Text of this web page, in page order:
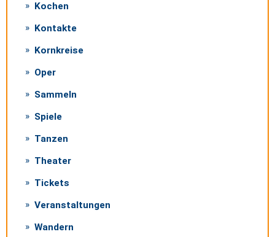
Kochen
Kontakte
Kornkreise
Oper
Sammeln
Spiele
Tanzen
Theater
Tickets
Veranstaltungen
Wandern